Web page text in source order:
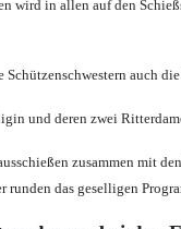
wird in allen auf den
auch
und deren zwei
zusammen mit
das geselligen